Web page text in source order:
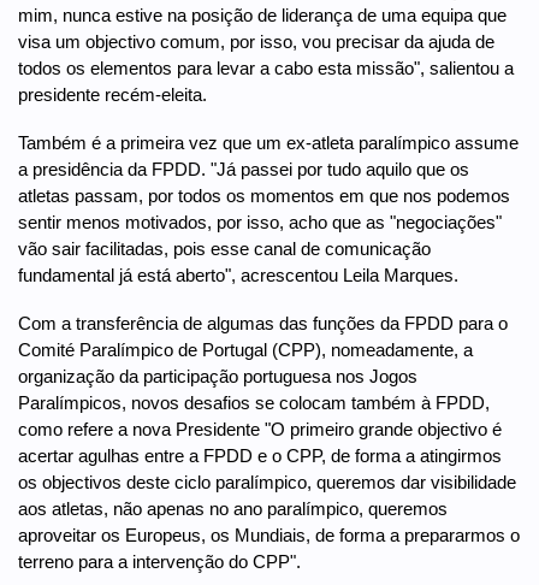
mim, nunca estive na posição de liderança de uma equipa que
visa um objectivo comum, por isso, vou precisar da ajuda de
todos os elementos para levar a cabo esta missão", salientou a
presidente recém-eleita.
Também é a primeira vez que um ex-atleta paralímpico assume
a presidência da FPDD. "Já passei por tudo aquilo que os
atletas passam, por todos os momentos em que nos podemos
sentir menos motivados, por isso, acho que as "negociações"
vão sair facilitadas, pois esse canal de comunicação
fundamental já está aberto", acrescentou Leila Marques.
Com a transferência de algumas das funções da FPDD para o
Comité Paralímpico de Portugal (CPP), nomeadamente, a
organização da participação portuguesa nos Jogos
Paralímpicos, novos desafios se colocam também à FPDD,
como refere a nova Presidente "O primeiro grande objectivo é
acertar agulhas entre a FPDD e o CPP, de forma a atingirmos
os objectivos deste ciclo paralímpico, queremos dar visibilidade
aos atletas, não apenas no ano paralímpico, queremos
aproveitar os Europeus, os Mundiais, de forma a prepararmos o
terreno para a intervenção do CPP".